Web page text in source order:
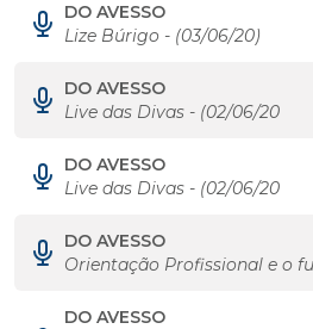
DO AVESSO
Lize Búrigo - (03/06/20)
DO AVESSO
Live das Divas - (02/06/20
DO AVESSO
Live das Divas - (02/06/20
DO AVESSO
Orientação Profissional e o
DO AVESSO